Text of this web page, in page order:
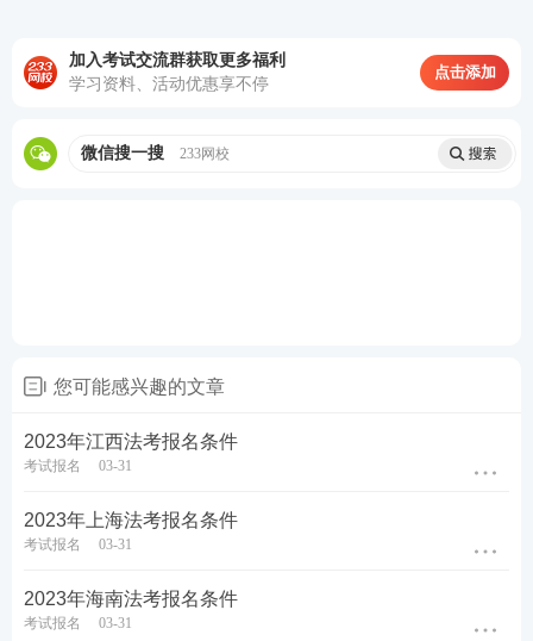
科类型要求。
视大学、网络教育本科都可以。【属于国民教育序列
或者国务院教育行政部门认可的学历，学信网可
②成考：常见的成人继续教育都有学籍档案（自考没
有学籍），成考一般在入学注册后一两个月内可以查
询到学员的学籍。
③自考：是指考生取得第一门自考课程合格成绩的考
为考生建立考籍档案。）
加入考试交流群获取更多福利
学习资料、活动优惠享不停
点击添加
微信搜一搜 233网校
您可能感兴趣的文章
2023年江西法考报名条件
考试报名 03-31
2023年上海法考报名条件
考试报名 03-31
2023年海南法考报名条件
考试报名 03-31